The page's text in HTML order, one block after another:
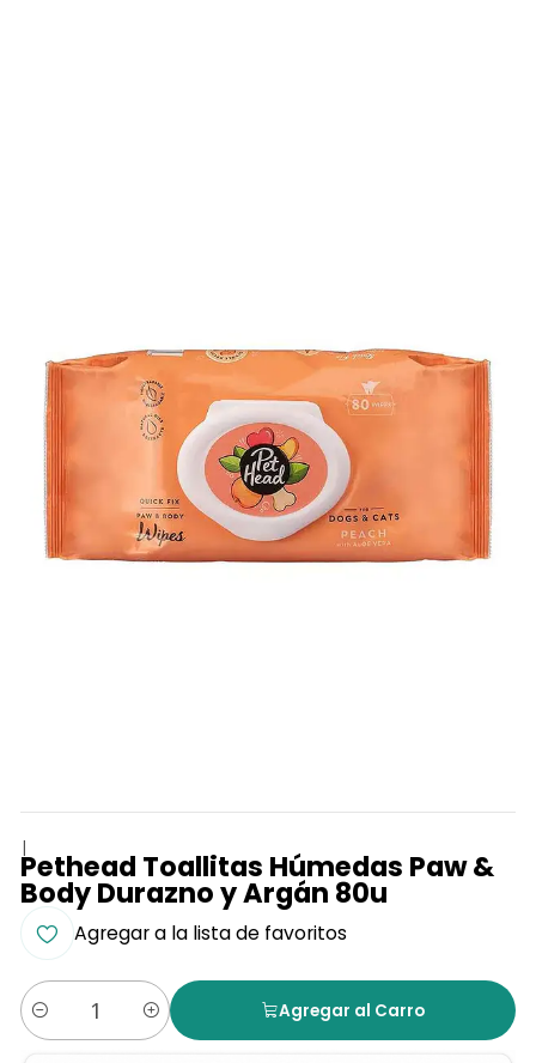
|
Pethead Toallitas Húmedas Paw &
Body Durazno y Argán 80u
Agregar a la lista de favoritos
Cantidad
Agregar al Carro